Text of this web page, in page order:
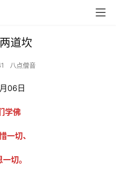
道坎
八点僧音
06日
学佛
一切、
切。